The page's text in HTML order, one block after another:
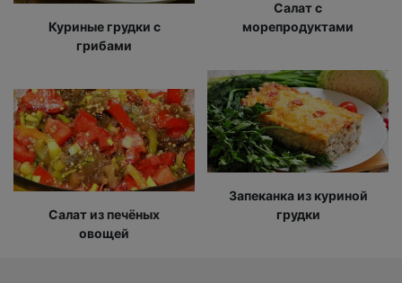
Куриные грудки с
грибами
Салат из печёных
овощей
Салат с
морепродуктами
Запеканка из куриной
грудки